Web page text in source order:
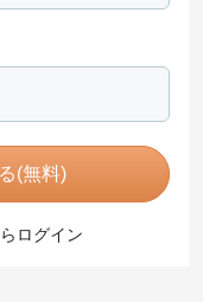
(無料)
ログイン